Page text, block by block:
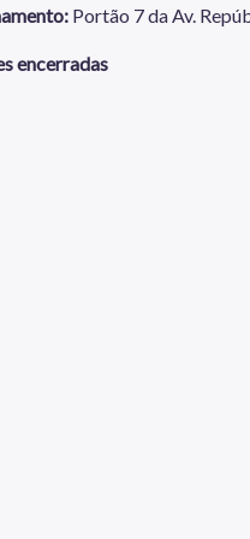
Portão 7 da Av.
encerradas